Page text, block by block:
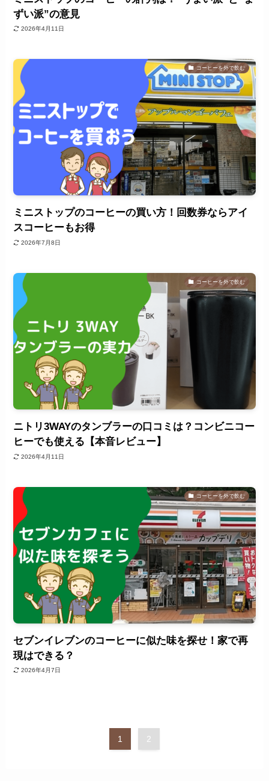
ずい派”の意見
2026年4月11日
コーヒーを外で飲む
ミニストップのコーヒーの買い方！回数券ならアイ
スコーヒーもお得
2026年7月8日
コーヒーを外で飲む
ニトリ3WAYのタンブラーの口コミは？コンビニコー
ヒーでも使える【本音レビュー】
2026年4月11日
コーヒーを外で飲む
セブンイレブンのコーヒーに似た味を探せ！家で再
現はできる？
2026年4月7日
1 2